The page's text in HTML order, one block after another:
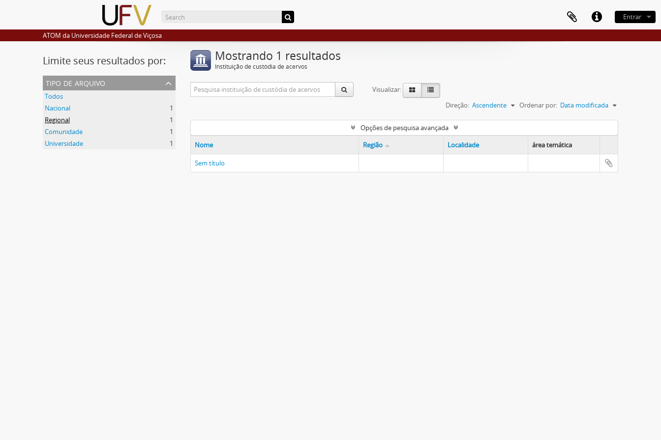
Entrar
ATOM da Universidade Federal de Viçosa
Limite seus resultados por:
tipo de arquivo
Todos
Nacional
1
Regional
1
Comunidade
1
Universidade
1
Mostrando 1 resultados
Instituição de custódia de acervos
Visualizar:
Ordenar por: Data modificada
Direção: Ascendente
Opções de pesquisa avançada
Nome
Região Localidade área temática
Sem título